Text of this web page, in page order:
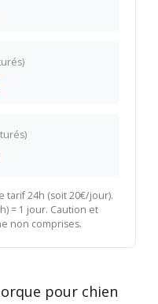
tarif 24h (soit 20€/jour).
= 1 jour. Caution et
non comprises.
pour chien